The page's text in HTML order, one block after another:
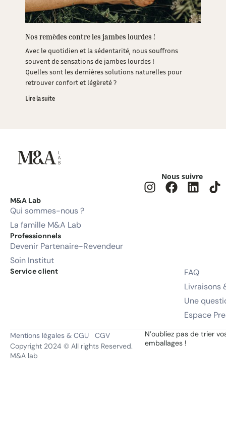
Nos remèdes contre les jambes lourdes !
Avec le quotidien et la sédentarité, nous souffrons
souvent de sensations de jambes lourdes !
Quelles sont les dernières solutions naturelles pour
retrouver confort et légèreté ?
Lire la suite
Nous suivre
M&A Lab
Qui sommes-nous ?
La famille M&A Lab
Professionnels
Devenir Partenaire-Revendeur
Soin Institut
Service client
FAQ
Livraisons
Une
Espace
Mentions légales & CGU
CGV
Copyright 2024 © All rights Reserved.
M&A lab
N’oubliez pas de trier
emballages !